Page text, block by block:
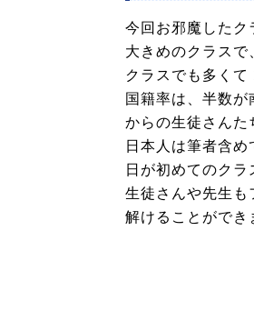
今回お邪魔したク
大きめのクラス
クラスでも多く
国籍率は、半数が
からの生徒さんた
日本人は筆者含
日が初めてのク
生徒さんや先生も
解けることができ